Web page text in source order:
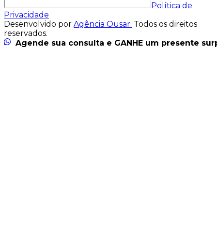
Política de
Privacidade
Desenvolvido por Agência Ousar. Todos os direitos
reservados.
Agende sua consulta e GANHE um presente